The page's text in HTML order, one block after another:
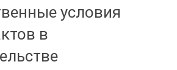
условия
в